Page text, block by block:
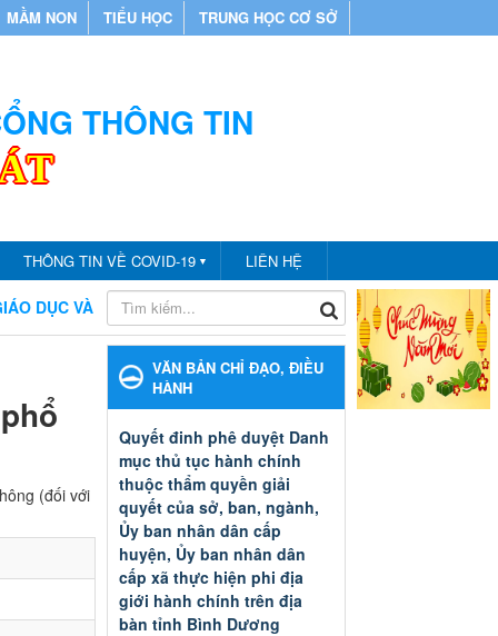
MẦM NON TIỂU HỌC TRUNG HỌC CƠ SỞ
THÔNG TIN
THÔNG TIN VỀ COVID-19 ▼ LIÊN HỆ
VÀ ĐÀO TẠO THÀNH PHỐ BẾN CÁT CHÀO MỪNG BẠN
(đối với
VĂN BẢN CHỈ ĐẠO, ĐIỀU
HÀNH
Quyết đinh phê duyệt Danh
mục thủ tục hành chính
thuộc thẩm quyền giải
quyết của sở, ban, ngành,
Ủy ban nhân dân cấp
huyện, Ủy ban nhân dân
cấp xã thực hiện phi địa
giới hành chính trên địa
bàn tỉnh Bình Dương